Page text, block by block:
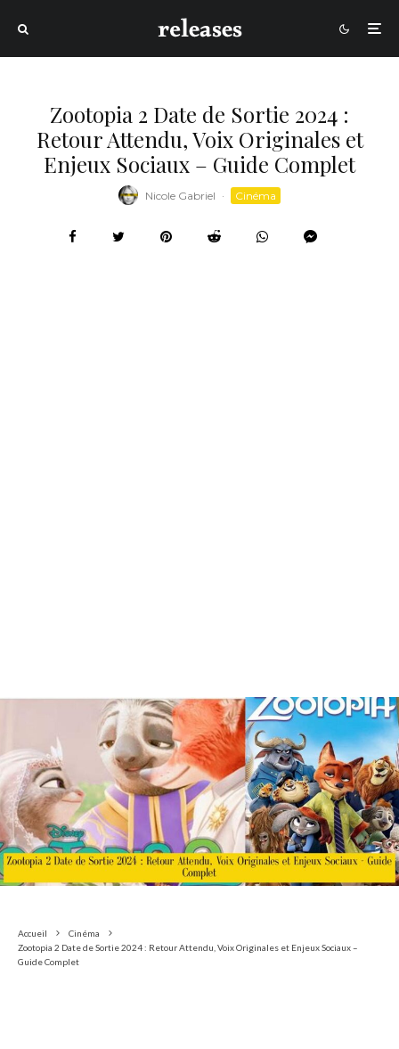
Zootopia 2 Date de Sortie 2024 :
Retour Attendu, Voix Originales et
Enjeux Sociaux – Guide Complet
Nicole Gabriel · Cinéma
Accueil
Cinéma
Zootopia 2 Date de Sortie 2024 : Retour Attendu, Voix Originales et Enjeux Sociaux –
Guide Complet